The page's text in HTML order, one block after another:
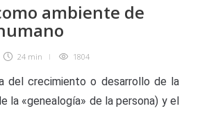
ambiente de
24 min 1804
del crecimiento o desarrollo de la
la «genealogía» de la persona) y el